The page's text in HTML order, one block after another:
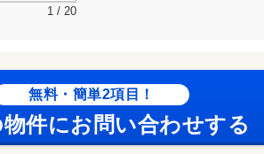
1 / 20
無料・簡単2項目！
件にお問い合わせする